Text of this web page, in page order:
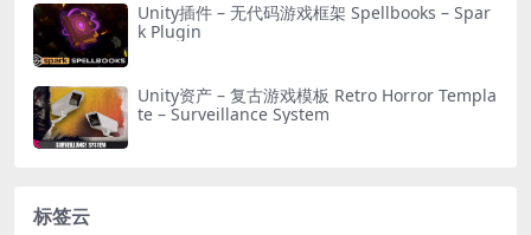
Unity插件 – 无代码游戏框架 Spellbooks – Spar
k Plugin
Unity资产 – 复古游戏模板 Retro Horror Templa
te – Surveillance System
标签云